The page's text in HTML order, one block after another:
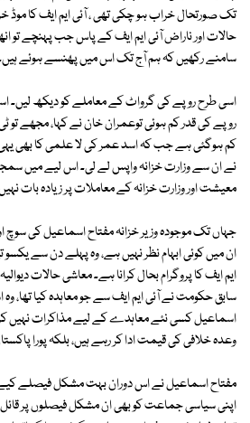
تک صورتحال خراب ہو چکی تھی ، آئی ایم ایف کا موڈ
حالات اور ناراض آئی ایم ایف کے پاس جب پہنچے تو
سامنے رکھیں کہ ہم آج تک اس میں پھنسے ہوئے
اسی طرح روپے کی گرواٹ کے معاملے کو دیکھ لیں۔
روپے کی قدر کم ہوئی توعمران خان نے کہا، مجھے تو
کم ہوگئی ہے جب کہ اسد عمر کی لا علمی کا بھی
نے ان سے وزارت خزانہ واپس لے لی۔ اس لیے میں
معیشت اور وزارت خزانہ کے معاملات پر زیادہ بات
جہاں تک موجودہ وزیر خزانہ مفتاح اسماعیل کی
ان میں کوئی ابہام نظر نہیں ہے، وہ پہلے دن سے
ایم ایف کا پروگرام بحال کرانا ہے۔ معاشی حالات
سابق حکومت نے آئی ایم ایف سے جو معاہدہ کیا تھا، وہ
اسماعیل کسی نئے معاہدے کے لیے مذاکرات نہیں
وعدہ خلافی کی قیمت ادا کر رہے ہیں، بلکہ پورا
مفتاح اسماعیل نے اس دوران بہت مشکل فیصلے کیے
اپنی سیاسی جماعت کو بھی ان مشکل فیصلوں پر قائل